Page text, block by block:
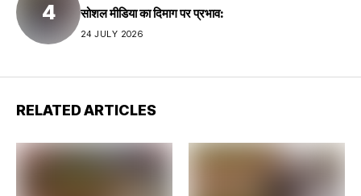
सोशल मीडिया का दिमाग पर प्रभाव:
24 JULY 2026
RELATED ARTICLES